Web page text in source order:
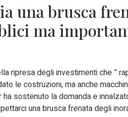
una brusca
ma
ripresa degli investimenti che ”
le costruzioni, ma anche
sostenuto la domanda e
una brusca frenata degli